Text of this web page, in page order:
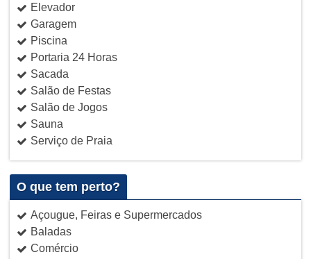
Elevador
Garagem
Piscina
Portaria 24 Horas
Sacada
Salão de Festas
Salão de Jogos
Sauna
Serviço de Praia
O que tem perto?
Açougue, Feiras e Supermercados
Baladas
Comércio